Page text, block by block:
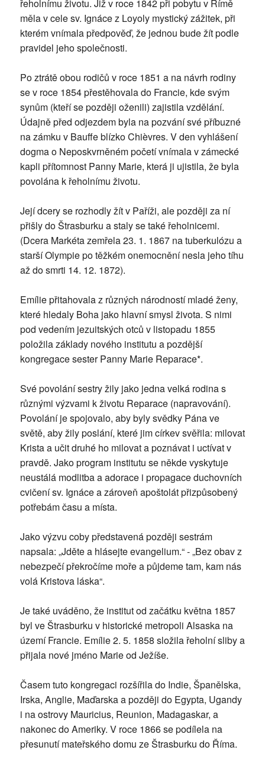
řeholnímu životu. Již v roce 1842 při pobytu v Římě
měla v cele sv. Ignáce z Loyoly mystický zážitek, při
kterém vnímala předpověď, že jednou bude žít podle
pravidel jeho společnosti.
Po ztrátě obou rodičů v roce 1851 a na návrh rodiny
se v roce 1854 přestěhovala do Francie, kde svým
synům (kteří se později oženili) zajistila vzdělání.
Údajně před odjezdem byla na pozvání své příbuzné
na zámku v Bauffe blízko Chièvres. V den vyhlášení
dogma o Neposkvrněném početí vnímala v zámecké
kapli přítomnost Panny Marie, která ji ujistila, že byla
povolána k řeholnímu životu.
Její dcery se rozhodly žít v Paříži, ale později za ní
přišly do Štrasburku a staly se také řeholnicemi.
(Dcera Markéta zemřela 23. 1. 1867 na tuberkulózu a
starší Olympie po těžkém onemocnění nesla jeho tíhu
až do smrti 14. 12. 1872).
Emílie přitahovala z různých národností mladé ženy,
které hledaly Boha jako hlavní smysl života. S nimi
pod vedením jezuitských otců v listopadu 1855
položila základy nového institutu a pozdější
kongregace sester Panny Marie Reparace*.
Své povolání sestry žily jako jedna velká rodina s
různými výzvami k životu Reparace (napravování).
Povolání je spojovalo, aby byly svědky Pána ve
světě, aby žily poslání, které jim církev svěřila: milovat
Krista a učit druhé ho milovat a poznávat i uctívat v
pravdě. Jako program institutu se někde vyskytuje
neustálá modlitba a adorace i propagace duchovních
cvičení sv. Ignáce a zároveň apoštolát přizpůsobený
potřebám času a místa.
Jako výzvu coby představená později sestrám
napsala: „Jděte a hlásejte evangelium.“ - „Bez obav z
nebezpečí překročíme moře a půjdeme tam, kam nás
volá Kristova láska“.
Je také uváděno, že institut od začátku května 1857
byl ve Štrasburku v historické metropoli Alsaska na
území Francie. Emílie 2. 5. 1858 složila řeholní sliby a
přijala nové jméno Marie od Ježíše.
Časem tuto kongregaci rozšířila do Indie, Španělska,
Irska, Anglie, Maďarska a později do Egypta, Ugandy
i na ostrovy Mauricius, Reunion, Madagaskar, a
nakonec do Ameriky. V roce 1866 se podílela na
přesunutí mateřského domu ze Štrasburku do Říma.